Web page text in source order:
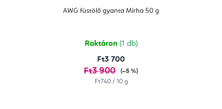
AWG füstölő gyanta Mirha 50 g
Raktáron (1 db)
Ft3 700
Ft3 900
(–5 %)
Egységár:
Ft740 / 10 g